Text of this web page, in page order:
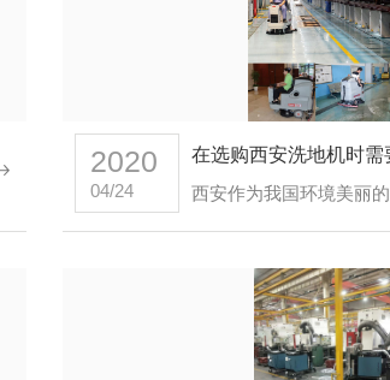
2020
04/24